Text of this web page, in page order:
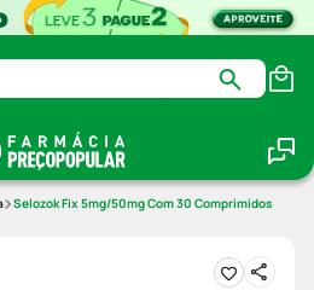
Selozok Fix 5mg/50mg Com 30 Comprimidos